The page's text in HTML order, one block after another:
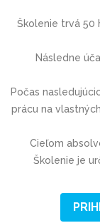
Školenie trvá 50
Následne
Počas
prácu na
Cieľom
Školenie je